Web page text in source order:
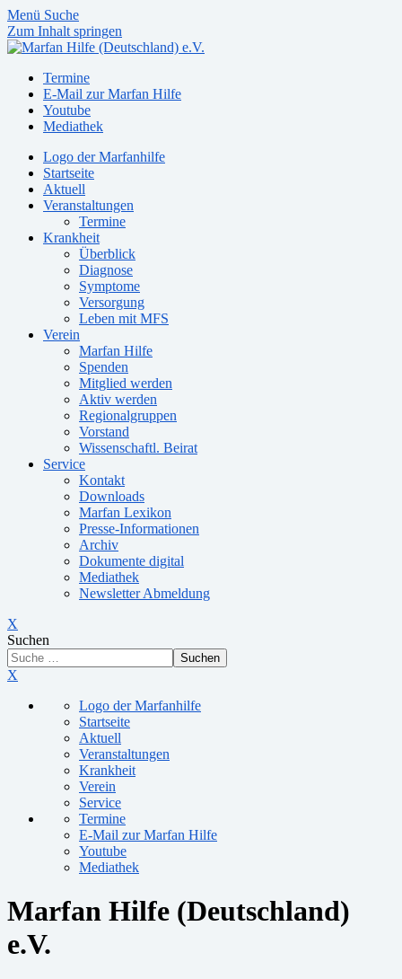
Menü Suche
Zum Inhalt springen
Termine
E-Mail zur Marfan Hilfe
Youtube
Mediathek
Logo der Marfanhilfe
Startseite
Aktuell
Veranstaltungen
Termine
Krankheit
Überblick
Diagnose
Symptome
Versorgung
Leben mit MFS
Verein
Marfan Hilfe
Spenden
Mitglied werden
Aktiv werden
Regionalgruppen
Vorstand
Wissenschaftl. Beirat
Service
Kontakt
Downloads
Marfan Lexikon
Presse-Informationen
Archiv
Dokumente digital
Mediathek
Newsletter Abmeldung
X
Suchen
Suchen
X
Logo der Marfanhilfe
Startseite
Aktuell
Veranstaltungen
Krankheit
Verein
Service
Termine
E-Mail zur Marfan Hilfe
Youtube
Mediathek
Marfan Hilfe (Deutschland)
e.V.